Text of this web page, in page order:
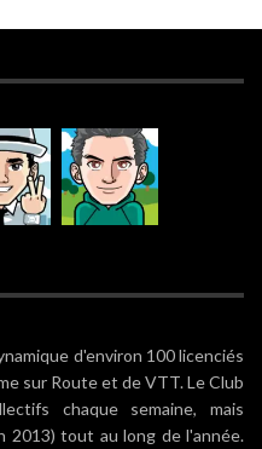
d'environ 100 licenciés
sur Route et de VTT. Le Club
chaque semaine, mais
2013) tout au long de l'année.